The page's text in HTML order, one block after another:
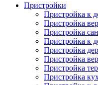
Пристройки
Пристройка к
Пристройка
Пристройка
Пристройка к
Пристройка
Пристройка
Пристройка
Пристройка